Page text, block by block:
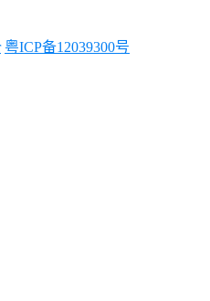
粤ICP备12039300号